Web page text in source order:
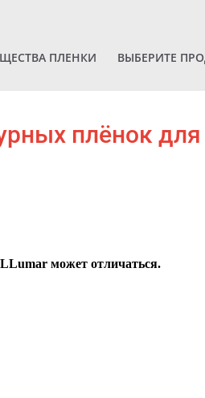
ПЛЕНКИ ВЫБЕРИТЕ
плёнок